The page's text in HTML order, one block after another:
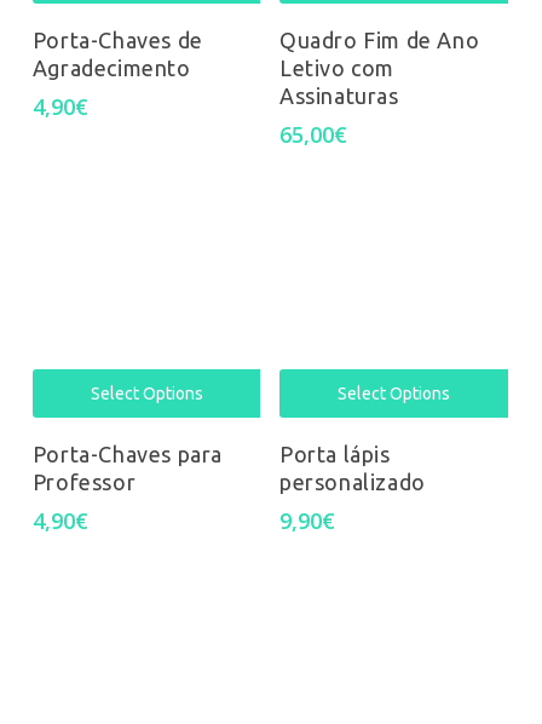
Porta-Chaves de
Agradecimento
4,90€
Quadro Fim de Ano
Letivo com
Assinaturas
65,00€
Select Options
Porta-Chaves para
Professor
4,90€
Select Options
Porta lápis
personalizado
9,90€